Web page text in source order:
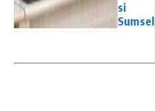
si
Sumsel